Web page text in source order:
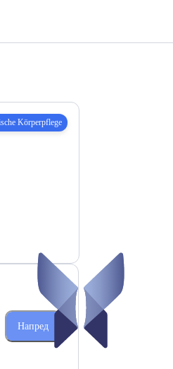
Körperpflege
Напред